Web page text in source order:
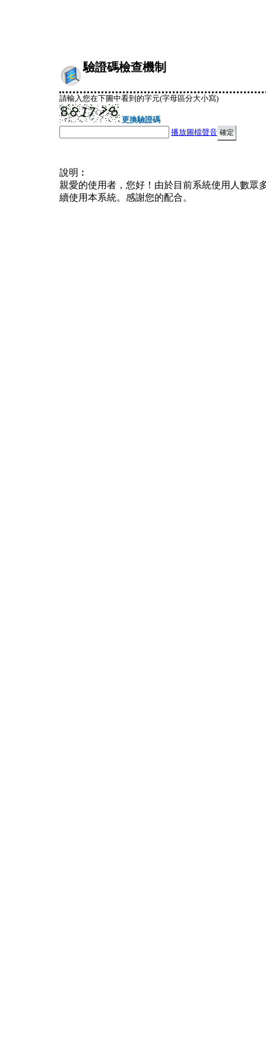
驗證碼檢查機制
請輸入您在下圖中看到的字元(字母區分大小寫)
更換驗證碼
播放圖檔聲音
說明︰
親愛的使用者，您好！由於目前系統使用人數眾
續使用本系統。感謝您的配合。